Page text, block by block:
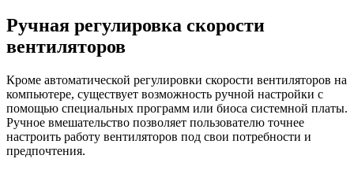
Ручная регулировка скорости
вентиляторов
Кроме автоматической регулировки скорости вентиляторов на
компьютере, существует возможность ручной настройки с
помощью специальных программ или биоса системной платы.
Ручное вмешательство позволяет пользователю точнее
настроить работу вентиляторов под свои потребности и
предпочтения.